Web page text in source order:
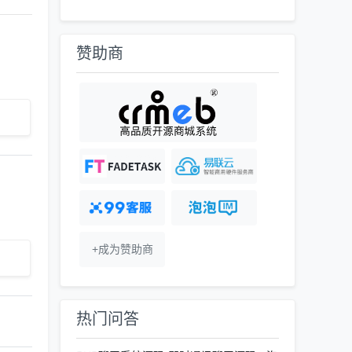
赞助商
+成为赞助商
热门问答